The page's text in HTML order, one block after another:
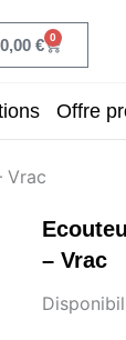
0,00 € 0
Panier
Offre
Vrac
– Vrac